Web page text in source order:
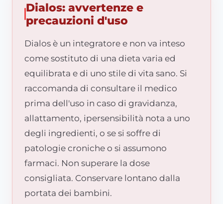
Dialos: avvertenze e
precauzioni d'uso
Dialos è un integratore e non va inteso
come sostituto di una dieta varia ed
equilibrata e di uno stile di vita sano. Si
raccomanda di consultare il medico
prima dell'uso in caso di gravidanza,
allattamento, ipersensibilità nota a uno
degli ingredienti, o se si soffre di
patologie croniche o si assumono
farmaci. Non superare la dose
consigliata. Conservare lontano dalla
portata dei bambini.